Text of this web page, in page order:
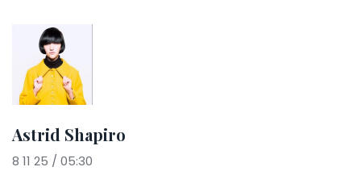
Astrid Shapiro
8 11 25 / 05:30